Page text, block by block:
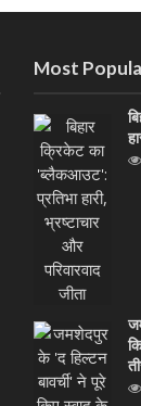
Most